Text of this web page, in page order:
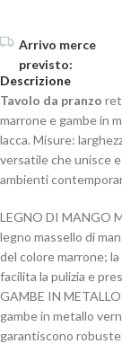
Descrizione
Tavolo da pranzo
marrone e gambe in
lacca. Misure:
versatile che unisce
ambienti
LEGNO DI MANGO
legno massello di
del colore marrone;
facilita la pulizia e
GAMBE IN
gambe in metallo
garantiscono